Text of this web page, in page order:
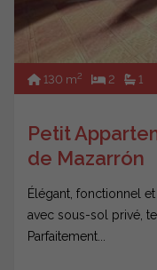
130 m2 2 1
Petit
de Mazarrón
Élégant, fonctionnel
avec sous-sol privé,
Parfaitement...